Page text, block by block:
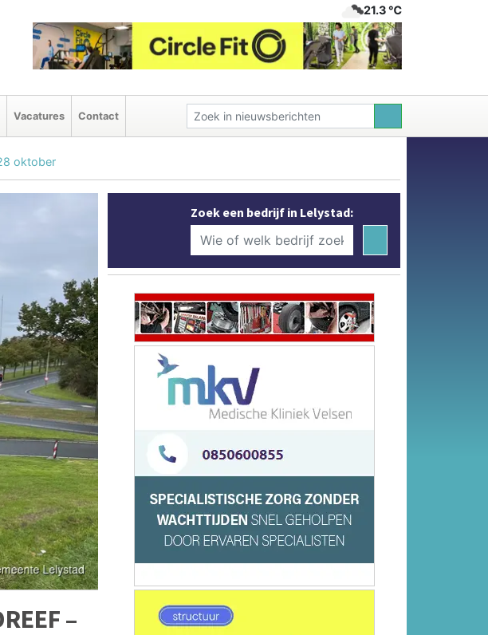
21.3 ℃
Vacatures Contact
oktober
–
Zoek een bedrijf in Lelystad: